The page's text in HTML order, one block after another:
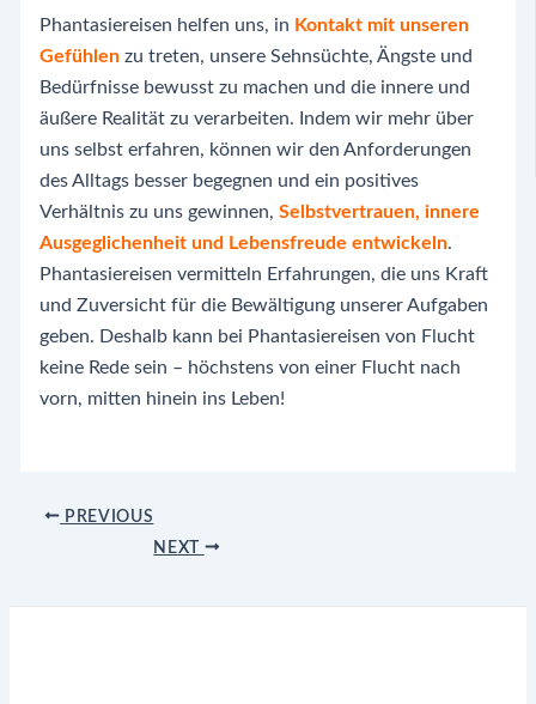
Phantasiereisen helfen uns, in Kontakt mit unseren
Gefühlenzu treten, unsere Sehnsüchte, Ängste und
Bedürfnisse bewusst zu machen und die innere und
äußere Realität zu verarbeiten. Indem wir mehr über
uns selbst erfahren, können wir den Anforderungen
des Alltags besser begegnen und ein positives
Verhältnis zu uns gewinnen, Selbstvertrauen, innere
Ausgeglichenheit und Lebensfreude entwickeln.
Phantasiereisen vermitteln Erfahrungen, die uns Kraft
und Zuversicht für die Bewältigung unserer Aufgaben
geben. Deshalb kann bei Phantasiereisen von Flucht
keine Rede sein – höchstens von einer Flucht nach
vorn, mitten hinein ins Leben!
Post PREVIOUS
NEXT